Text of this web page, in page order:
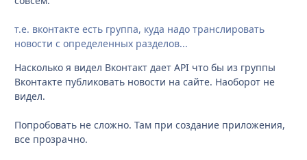
т.е. вконтакте есть группа, куда надо транслировать
новости с определенных разделов...
Насколько я видел Вконтакт дает API что бы из группы
Вконтакте публиковать новости на сайте. Наоборот не
видел.
Попробовать не сложно. Там при создание приложения,
все прозрачно.